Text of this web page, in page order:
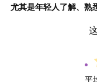
尤其是年轻人了解、熟
平